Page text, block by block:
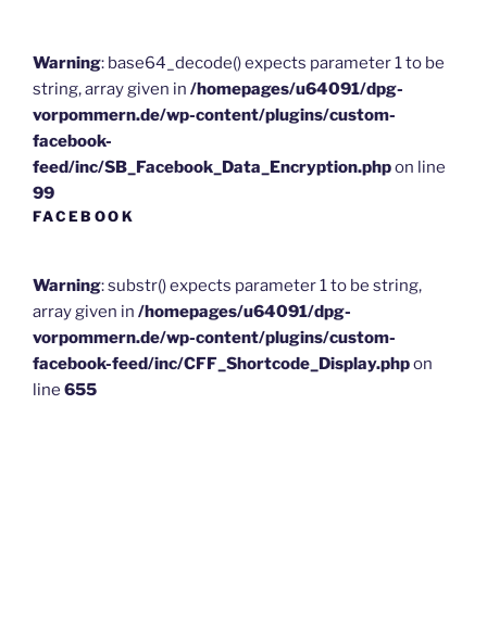
Warning: base64_decode() expects parameter 1 to be
string, array given in /homepages/u64091/dpg-
vorpommern.de/wp-content/plugins/custom-
facebook-
feed/inc/SB_Facebook_Data_Encryption.phpon line
99
FACEBOOK
Warning: substr() expects parameter 1 to be string,
array given in /homepages/u64091/dpg-
vorpommern.de/wp-content/plugins/custom-
facebook-feed/inc/CFF_Shortcode_Display.phpon
line 655